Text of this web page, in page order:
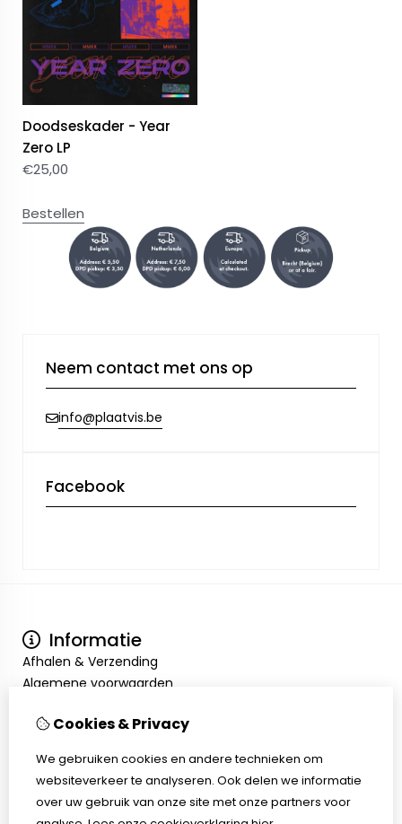
Doodseskader - Year
Zero LP
€25,00
Bestellen
Neem contact met ons op
info@plaatvis.be
Facebook
Informatie
Afhalen & Verzending
Algemene voorwaarden
Mijn account
Bestelhistorie
Klantenservice
Cookies & Privacy
We gebruiken cookies en andere technieken om
websiteverkeer te analyseren. Ook delen we informatie
over uw gebruik van onze site met onze partners voor